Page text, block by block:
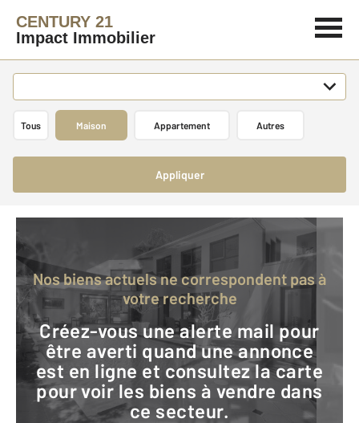
CENTURY 21
Impact Immobilier
Tous Maison Appartement Autres
Appliquer
Nos biens actuels ne correspondent pas à
votre recherche
Créez-vous une alerte mail pour
être averti quand une annonce
est en ligne et consultez la carte
pour voir les biens à vendre dans
ce secteur.